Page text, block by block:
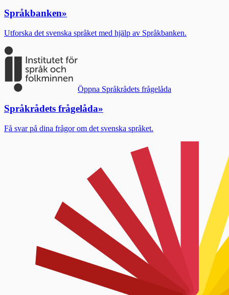
Språkbanken»
Utforska det svenska språket med hjälp av Språkbanken.
Öppna Språkrådets frågelåda
Språkrådets frågelåda»
Få svar på dina frågor om det svenska språket.